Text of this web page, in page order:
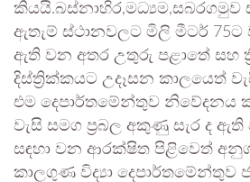
ඇතැම් ස්ථානවලට මිලි මීටර් 75ට
ඇති වන අතර උතුරු පළාතේ සහ
දිස්ත්‍රික්කයට උදෑසන කාලයෙත්
එම දෙපාර්තමේන්තුව නිවේදනය
වැසි සමග ප්‍රබල අකුණු සැර ද
සඳහා වන ආරක්ෂිත පිළිවෙත්
කාලගුණ විද්‍යා දෙපාර්තමේන්තුව